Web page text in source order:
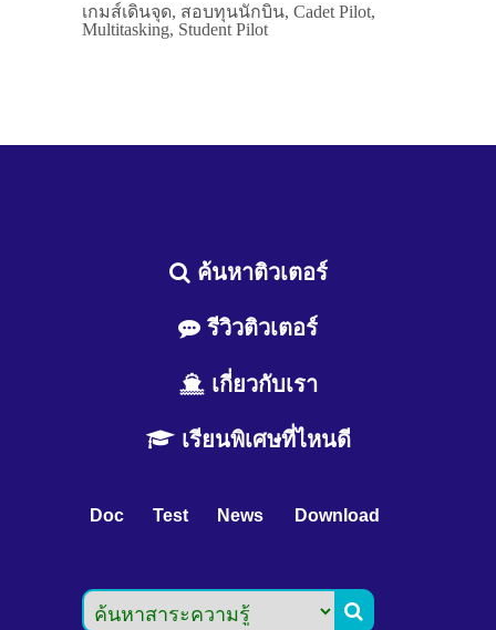
เกมส์เดินจุด, สอบทุนนักบิน, Cadet Pilot,
Multitasking, Student Pilot
ค้นหาติวเตอร์
รีวิวติวเตอร์
เกี่ยวกับเรา
เรียนพิเศษที่ไหนดี
Doc Test News Download
